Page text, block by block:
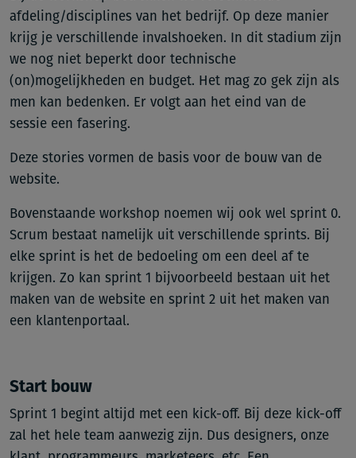
afdeling/disciplines van het bedrijf. Op deze manier
krijg je verschillende invalshoeken. In dit stadium zijn
we nog niet beperkt door technische
(on)mogelijkheden en budget. Het mag zo gek zijn als
men kan bedenken. Er volgt aan het eind van de
sessie een fasering.
Deze stories vormen de basis voor de bouw van de
website.
Bovenstaande workshop noemen wij ook wel sprint 0.
Scrum bestaat namelijk uit verschillende sprints. Bij
elke sprint is het de bedoeling om een deel af te
krijgen. Zo kan sprint 1 bijvoorbeeld bestaan uit het
maken van de website en sprint 2 uit het maken van
een klantenportaal.
Start bouw
Sprint 1 begint altijd met een kick-off. Bij deze kick-off
zal het hele team aanwezig zijn. Dus designers, onze